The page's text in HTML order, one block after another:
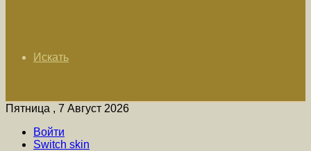
Искать
Пятница , 7 Август 2026
Войти
Switch skin